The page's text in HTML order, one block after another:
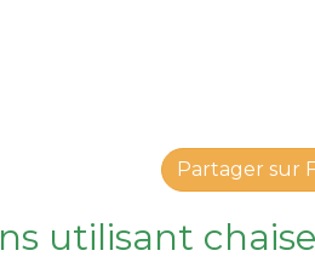
Partager sur
utilisant